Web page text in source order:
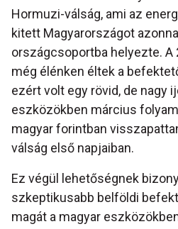
Hormuzi-válság, ami az
kitett Magyarországot
országcsoportba helyezte.
még élénken éltek a
ezért volt egy rövid, de nagy
eszközökben március
magyar forintban
válság első napjaiban.
Ez végül lehetőségnek
szkeptikusabb belföldi
magát a magyar